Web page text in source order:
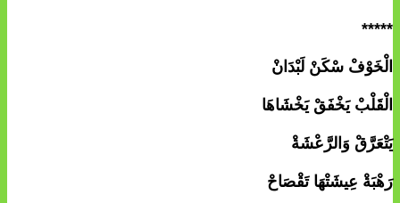
*****
الْخَوْفْ سْكَنْ لَبْدَانْ
الْقَلْبْ يَخْفَقْ يَخْشَاهَا
يَتْعَرَّقْ وَالرَّعْشَةْ
رَهْبَةْ عِيشَتْهَا تَقْصَاحْ